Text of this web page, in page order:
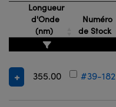
Longueur
d'Onde
(nm)
Numéro
de Stock
355.00 #39-182